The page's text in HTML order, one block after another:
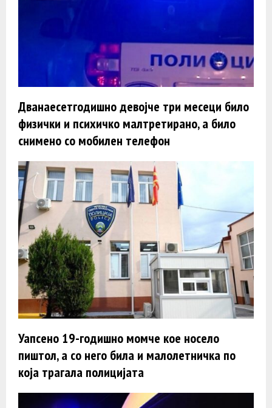
Дванаесетгодишно девојче три месеци било
физички и психичко малтретирано, а било
снимено со мобилен телефон
Уапсено 19-годишно момче кое носело
пиштол, а со него била и малолетничка по
која трагала полицијата